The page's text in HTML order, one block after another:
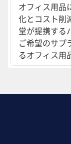
オフィス用品
化とコスト削
堂が提携する
ご希望のサプ
るオフィス用